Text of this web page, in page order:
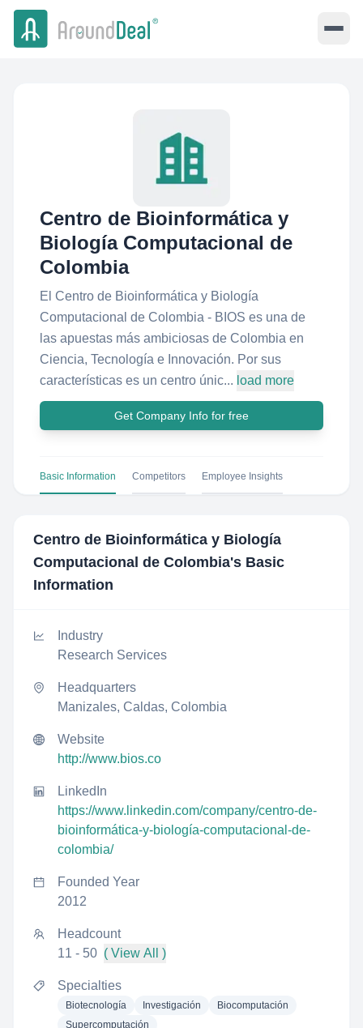
Centro de Bioinformática y
Biología Computacional de
Colombia
El Centro de Bioinformática y Biología
Computacional de Colombia - BIOS es una de
las apuestas más ambiciosas de Colombia en
Ciencia, Tecnología e Innovación. Por sus
características es un centro únic... load more
Get Company Info for free
Basic Information Competitors Employee Insights
Centro de Bioinformática y Biología
Computacional de Colombia's Basic
Information
Industry
Research Services
Headquarters
Manizales, Caldas, Colombia
Website
http://www.bios.co
LinkedIn
https://www.linkedin.com/company/centro-de-
bioinformática-y-biología-computacional-de-
colombia/
Founded Year
2012
Headcount
11 - 50 ( View All )
Specialties
Biotecnología Investigación
Biocomputación
Supercomputación